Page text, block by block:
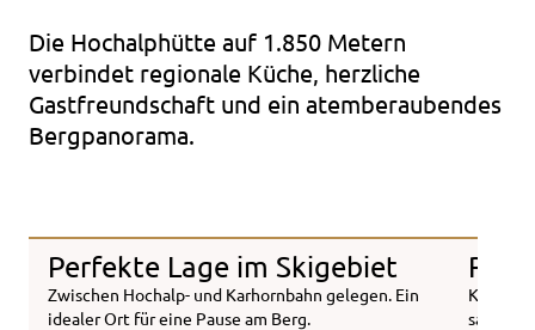
Die Hochalphütte auf 1.850 Metern
verbindet regionale Küche, herzliche
Gastfreundschaft und ein atemberaubendes
Bergpanorama.
Perfekte Lage im Skigebiet
Zwischen Hochalp- und Karhornbahn gelegen. Ein
idealer Ort für eine Pause am Berg.